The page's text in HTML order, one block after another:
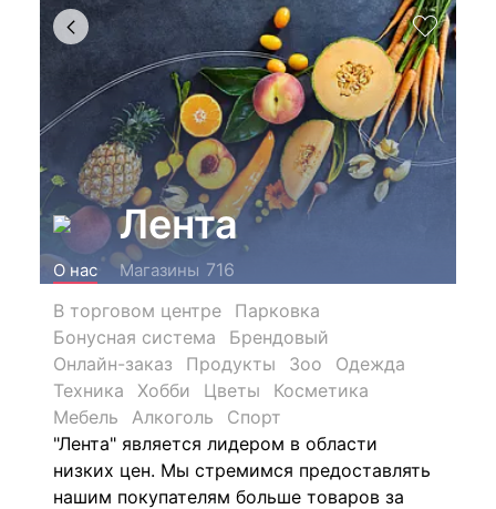
Лента
О нас Магазины 716
В торговом центре
Парковка
Бонусная система
Брендовый
Онлайн-заказ
Продукты Зоо
Одежда
Техника
Хобби Цветы
Косметика
Мебель
Алкоголь
Спорт
"Лента" является лидером в области
низких цен. Мы стремимся предоставлять
нашим покупателям больше товаров за